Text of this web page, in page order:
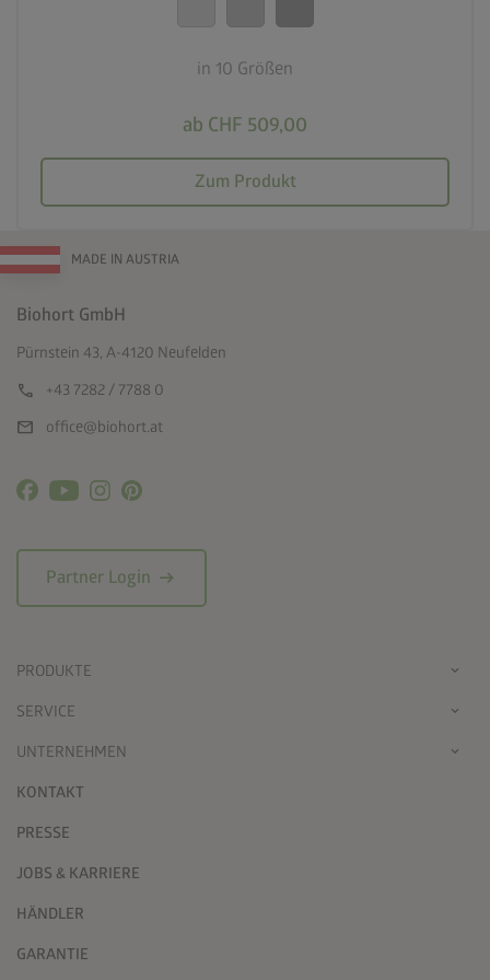
in 10 Größen
ab CHF 509,00
Zum Produkt
MADE IN AUSTRIA
Biohort GmbH
Pürnstein 43, A-4120 Neufelden
call +43 7282 / 7788 0
mail office@biohort.at
Partner Login arrow_right_alt
PRODUKTE
SERVICE
UNTERNEHMEN
KONTAKT
PRESSE
JOBS & KARRIERE
HÄNDLER
GARANTIE